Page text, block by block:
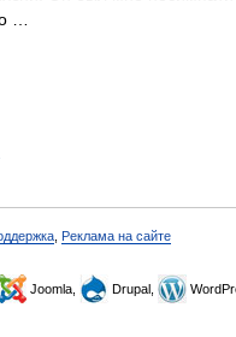
…
Реклама на сайте
Joomla, Drupal,